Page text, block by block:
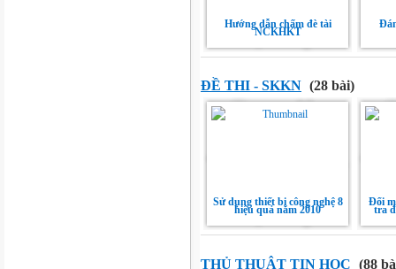
Hướng dẫn chấm đè tài
NCKHKT
ĐỀ THI - SKKN (28 bài)
Sử dụng thiết bị công nghệ 8
hiệu quả năm 2010
Đổi
tra
THỦ THUẬT TIN HỌC (88